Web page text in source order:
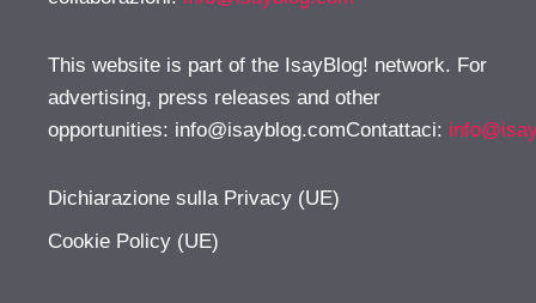
This website is part of the IsayBlog! network. For
advertising, press releases and other
opportunities: info@isayblog.comContattaci:
Dichiarazione sulla Privacy (UE)
Cookie Policy (UE)